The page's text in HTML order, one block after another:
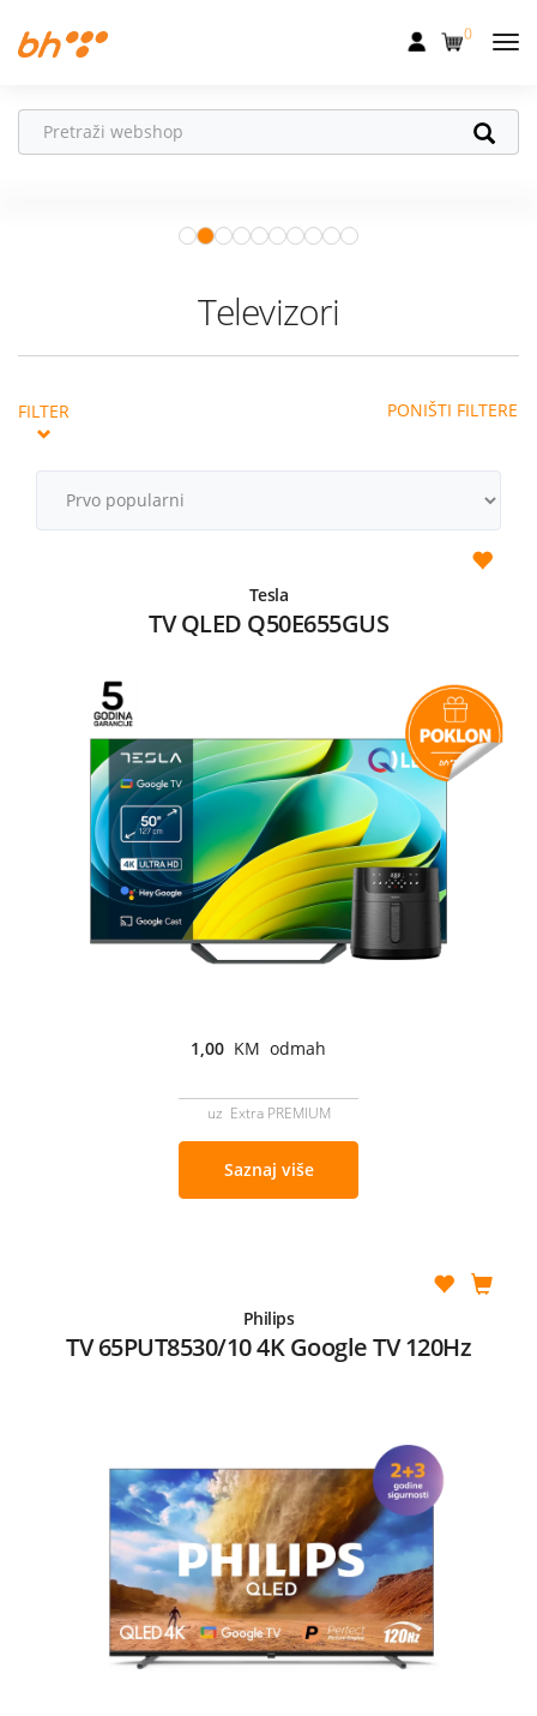
Fiksna
Akcije
Podrška
0
Apple Watch– vaš partner za
zdraviji i aktivniji život.
Televizori
FILTER PONIŠTI FILTERE
Tesla
TV QLED Q50E655GUS
1,00 KM odmah
uz Extra PREMIUM
Saznaj više
Philips
TV 65PUT8530/10 4K Google TV 120Hz